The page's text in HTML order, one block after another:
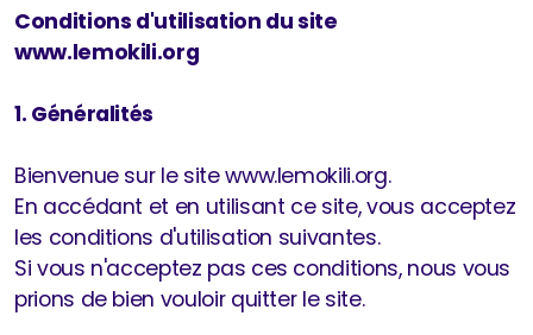
Conditions d'utilisation du site
www.lemokili.org
1. Généralités
Bienvenue sur le site www.lemokili.org.
En accédant et en utilisant ce site, vous acceptez
les conditions d'utilisation suivantes.
Si vous n'acceptez pas ces conditions, nous vous
prions de bien vouloir quitter le site.